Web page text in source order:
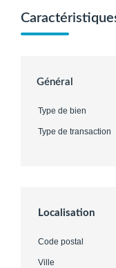
Général
Type de bien
Type de transaction
Localisation
Code postal
Ville